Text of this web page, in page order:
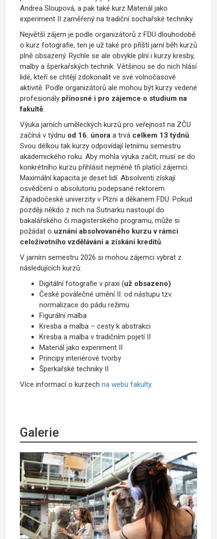
Andrea Sloupová, a pak také kurz Materiál jako
experiment II zaměřený na tradiční sochařské techniky.
Největší zájem je podle organizátorů z FDU dlouhodobě
o kurz fotografie, ten je už také pro příští jarní běh kurzů
plně obsazený. Rychle se ale obvykle plní i kurzy kresby,
malby a šperkařských technik. Většinou se do nich hlásí
lidé, kteří se chtějí zdokonalit ve své volnočasové
aktivitě. Podle organizátorů ale mohou být kurzy vedené
profesionály přínosné i pro zájemce o studium na
fakultě.
Výuka jarních uměleckých kurzů pro veřejnost na ZČU
začíná v týdnu od 16. února a trvá celkem 13 týdnů.
Svou délkou tak kurzy odpovídají letnímu semestru
akademického roku. Aby mohla výuka začít, musí se do
konkrétního kurzu přihlásit nejméně tři platící zájemci.
Maximální kapacita je deset lidí. Absolventi získají
osvědčení o absolutoriu podepsané rektorem
Západočeské univerzity v Plzni a děkanem FDU. Pokud
později někdo z nich na Sutnarku nastoupí do
bakalářského či magisterského programu, může si
požádat o uznání absolvovaného kurzu v rámci
celoživotního vzdělávání a získání kreditů.
V jarním semestru 2026 si mohou zájemci vybrat z
následujících kurzů:
Digitální fotografie v praxi (už obsazeno)
České poválečné umění II: od nástupu tzv.
normalizace do pádu režimu
Figurální malba
Kresba a malba – cesty k abstrakci
Kresba a malba v tradičním pojetí II
Materiál jako experiment II
Principy interiérové tvorby
Šperkařské techniky II
Více informací o kurzech na webu fakulty.
Galerie